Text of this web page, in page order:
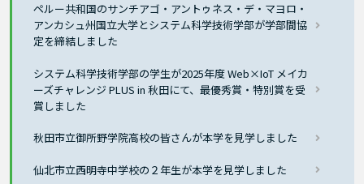
ペルー共和国のサンチアゴ・アントゥネス・デ・マヨロ・
アンカシュ州国立大学とシステム科学技術学部が学部間協
定を締結しました
システム科学技術学部の学生が2025年度 Web×IoT メイカ
ーズチャレンジ PLUS in 秋田にて、最優秀賞・特別賞を受
賞しました
秋田市立御所野学院高校の皆さんが本学を見学しました
仙北市立西明寺中学校の２年生が本学を見学しました